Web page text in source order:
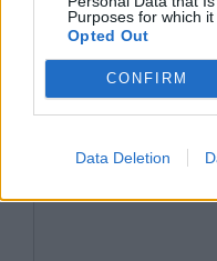
Purposes for which it
Opted Out
CONFIRM
Data Deletion
literackie
Fejdippides –